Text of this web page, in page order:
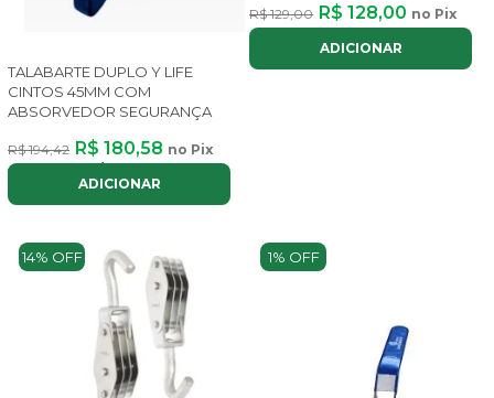
TALABARTE DUPLO Y LIFE
CINTOS 45MM COM
ABSORVEDOR SEGURANÇA
R$ 194,42 R$ 180,58 no Pix
ou até
ADICIONAR
R$ 129,00 R$ 128,00 no Pix
ADICIONAR
14% OFF 1% OFF